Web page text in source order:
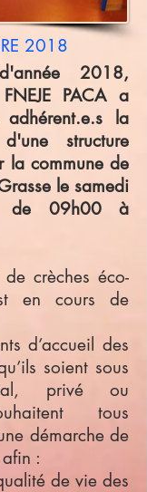
2018
2018,
PACA a
la
structure
la commune de
le samedi
de 09h00 à
crèches éco-
en cours de
d’accueil des
soient sous
privé ou
tous
démarche de
:
de vie des